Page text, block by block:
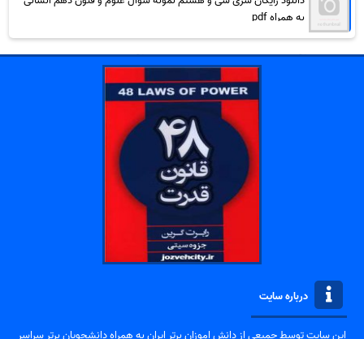
به همراه pdf
درباره سایت
این سایت توسط جمیعی از دانش اموزان برتر ایران به همراه دانشجویان برتر سراسر